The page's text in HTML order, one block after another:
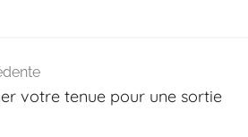
votre tenue pour une sortie